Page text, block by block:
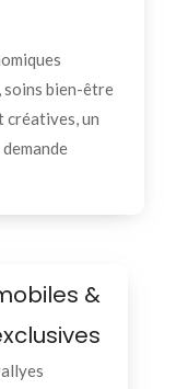
bien-être
créatives, un
&